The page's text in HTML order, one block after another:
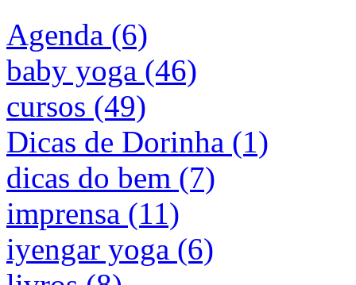
Agenda (6)
baby yoga (46)
cursos (49)
Dicas de Dorinha (1)
dicas do bem (7)
imprensa (11)
iyengar yoga (6)